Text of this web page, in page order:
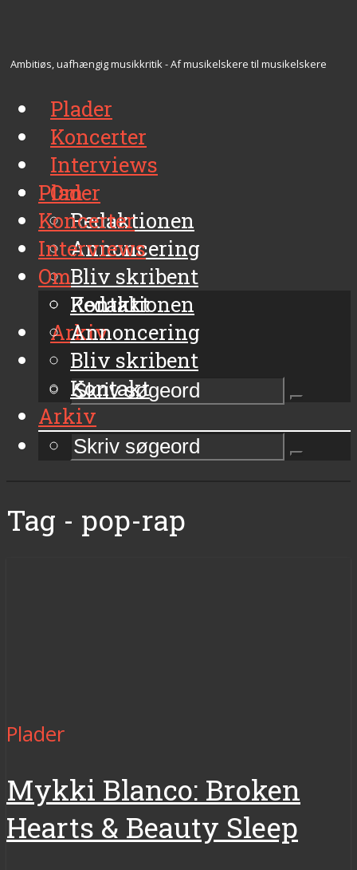
Ambitiøs, uafhængig musikkritik - Af musikelskere til musikelskere
Plader
Koncerter
Interviews
Om
Redaktionen
Annoncering
Bliv skribent
Kontakt
Arkiv
Plader
Koncerter
Interviews
Om
Redaktionen
Annoncering
Bliv skribent
Kontakt
Arkiv
Tag - pop-rap
Plader
Mykki Blanco: Broken
Hearts & Beauty Sleep